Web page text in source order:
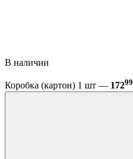
В наличии
Коробка (картон) 1 шт — 17299